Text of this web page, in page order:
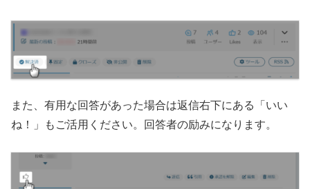
また、有用な回答があった場合は返信右下にある「いい
ね！」もご活用ください。回答者の励みになります。